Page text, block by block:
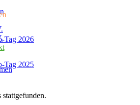
Tag 2026
Tag 2025
stattgefunden.